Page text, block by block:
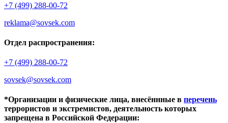
+7 (499) 288-00-72
reklama@sovsek.com
Отдел распространения:
+7 (499) 288-00-72
sovsek@sovsek.com
*Организации и физические лица, внесённные в перечень
террористов и экстремистов, деятельность которых
запрещена в Российской Федерации: